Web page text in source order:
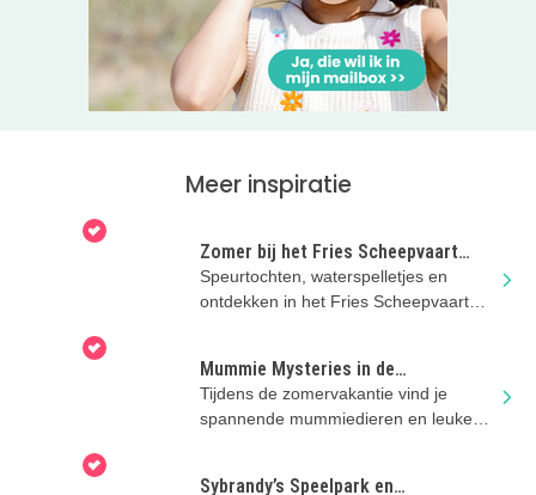
Meer inspiratie
Zomer bij het Fries Scheepvaart
Museum!
Speurtochten, waterspelletjes en
ontdekken in het Fries Scheepvaart
Mummie Mysteries in de
zomervakantie
Tijdens de zomervakantie vind je
spannende mummiedieren en leuke
Sybrandy’s Speelpark en